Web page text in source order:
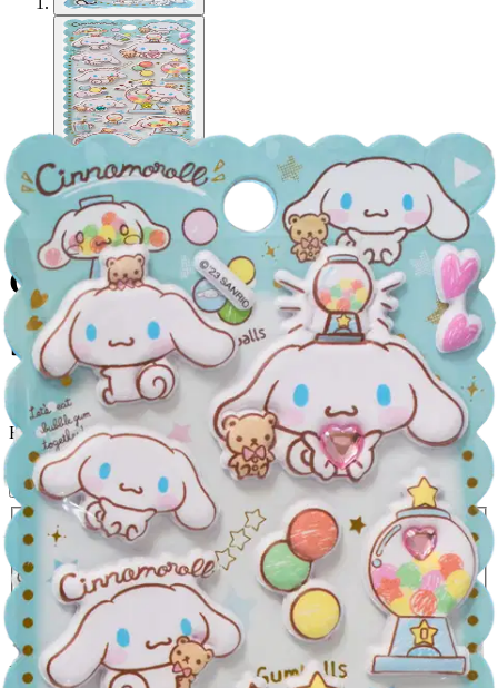
Comansi
Comansi pehmotarrat
Cinnamoroll
6,76 €
Asiakasomistajahinta
Hinta ilman S-Etukorttia:
7,95 €
Verkkokaupan hinta
Valitse toimitustapa
Nouto myymälästä
Ilmainen
Siirry valitsemaan myymälä
Toimitus
Kotiin tai noutopisteeseenAlk. 0 €
Ilmainen toimitus yli 100 €:n tilauksille